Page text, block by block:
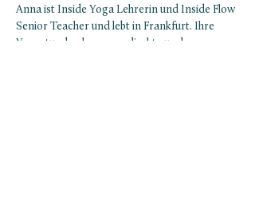
Anna ist Inside Yoga Lehrerin und Inside Flow
Senior Teacher und lebt in Frankfurt. Ihre
Yogastunden kommen direkt aus dem